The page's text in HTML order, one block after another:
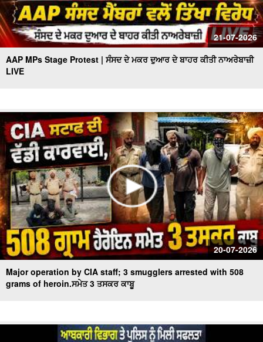
21-07-2026
AAP MPs Stage Protest | ਸੰਸਦ ਦੇ ਮਕਰ ਦੁਆਰ ਦੇ ਬਾਹਰ ਕੀਤੀ ਨਾਅਰੇਬਾਜ਼ੀ
LIVE
20-07-2026
Major operation by CIA staff; 3 smugglers arrested with 508
grams of heroin.ਸਮੇਤ 3 ਤਸਕਰ ਕਾਬੂ